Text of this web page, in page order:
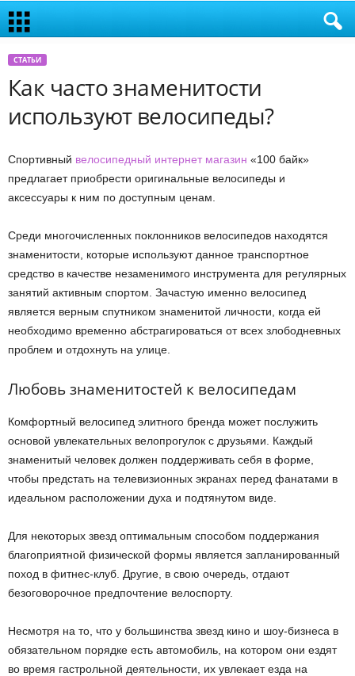
СТАТЬИ
Как часто знаменитости
используют велосипеды?
Спортивный велосипедный интернет магазин «100 байк»
предлагает приобрести оригинальные велосипеды и
аксессуары к ним по доступным ценам.
Среди многочисленных поклонников велосипедов находятся
знаменитости, которые используют данное транспортное
средство в качестве незаменимого инструмента для регулярных
занятий активным спортом. Зачастую именно велосипед
является верным спутником знаменитой личности, когда ей
необходимо временно абстрагироваться от всех злободневных
проблем и отдохнуть на улице.
Любовь знаменитостей к велосипедам
Комфортный велосипед элитного бренда может послужить
основой увлекательных велопрогулок с друзьями. Каждый
знаменитый человек должен поддерживать себя в форме,
чтобы предстать на телевизионных экранах перед фанатами в
идеальном расположении духа и подтянутом виде.
Для некоторых звезд оптимальным способом поддержания
благоприятной физической формы является запланированный
поход в фитнес-клуб. Другие, в свою очередь, отдают
безоговорочное предпочтение велоспорту.
Несмотря на то, что у большинства звезд кино и шоу-бизнеса в
обязательном порядке есть автомобиль, на котором они ездят
во время гастрольной деятельности, их увлекает езда на